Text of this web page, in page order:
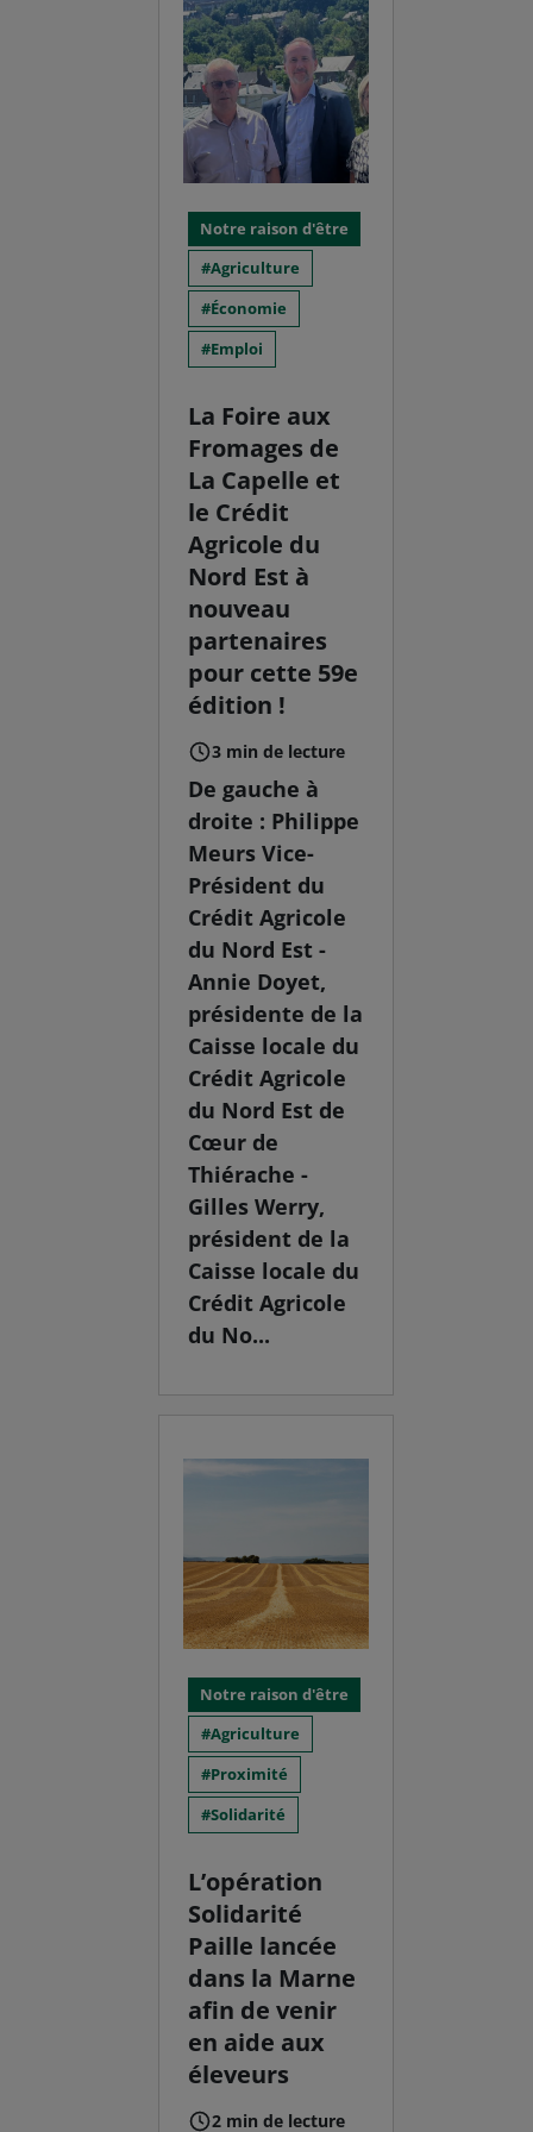
Notre raison d'être
Agriculture
Économie
Emploi
La Foire aux
Fromages de
La Capelle et
le Crédit
Agricole du
Nord Est à
nouveau
partenaires
pour cette 59e
édition !
3 min de lecture
De gauche à
droite : Philippe
Meurs Vice-
Président du
Crédit Agricole
du Nord Est -
Annie Doyet,
présidente de la
Caisse locale du
Crédit Agricole
du Nord Est de
Cœur de
Thiérache -
Gilles Werry,
président de la
Caisse locale du
Crédit Agricole
du No...
Notre raison d'être
Agriculture
Proximité
Solidarité
L’opération
Solidarité
Paille lancée
dans la Marne
afin de venir
en aide aux
éleveurs
2 min de lecture